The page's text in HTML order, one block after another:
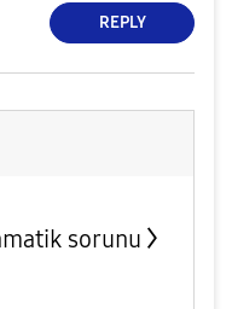
REPLY
sorunu